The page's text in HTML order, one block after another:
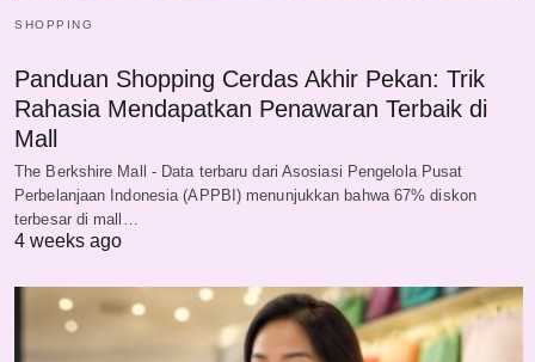
SHOPPING
Panduan Shopping Cerdas Akhir Pekan: Trik
Rahasia Mendapatkan Penawaran Terbaik di
Mall
The Berkshire Mall - Data terbaru dari Asosiasi Pengelola Pusat
Perbelanjaan Indonesia (APPBI) menunjukkan bahwa 67% diskon
terbesar di mall…
4 weeks ago